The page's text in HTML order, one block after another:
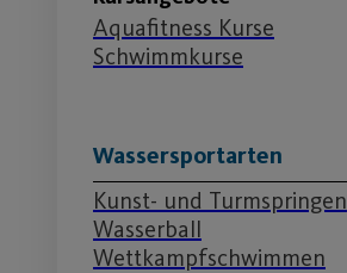
Aquafitness Kurse
Schwimmkurse
Wassersportarten
Kunst- und Turmspringen
Wasserball
Wettkampfschwimmen